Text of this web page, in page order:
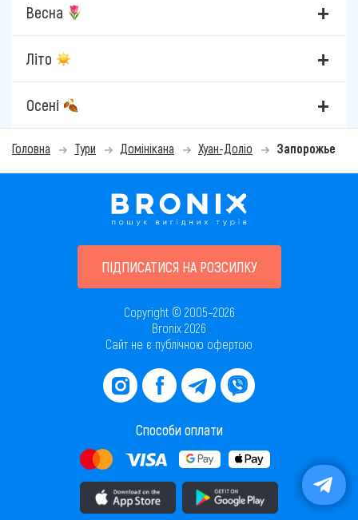
Весна
Літо
Осені
Головна Тури Домінікана Хуан-Доліо Запорожье
ПІДПИСАТИСЯ НА РОЗСИЛКУ
Copyright © 2005–2026
Bronix 2026
Сайт не є публічною офертою
Способи оплати
Завантажити додаток в AppStore Завантажити додаток в PlayMarket